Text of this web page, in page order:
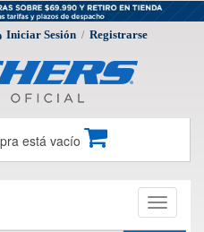
Iniciar Sesión / Registrarse
está vacío
Toggle